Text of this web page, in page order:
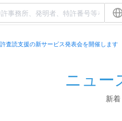
査読支援の新サービス発表会を開催します
ニュー
新